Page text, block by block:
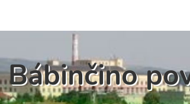
Bábinčino